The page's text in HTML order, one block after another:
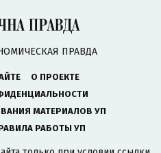
ПРАВДА
О ПРОЕКТЕ
МАТЕРИАЛОВ УП
РАБОТЫ УП